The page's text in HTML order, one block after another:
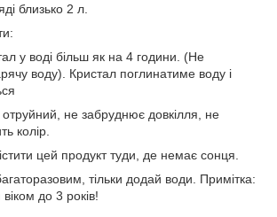
близько 2 л.
у воді більш як на 4 години. (Не
воду). Кристал поглинатиме воду і
не забруднює довкілля, не
колір.
цей продукт туди, де немає сонця.
тільки додай води. Примітка:
до 3 років!